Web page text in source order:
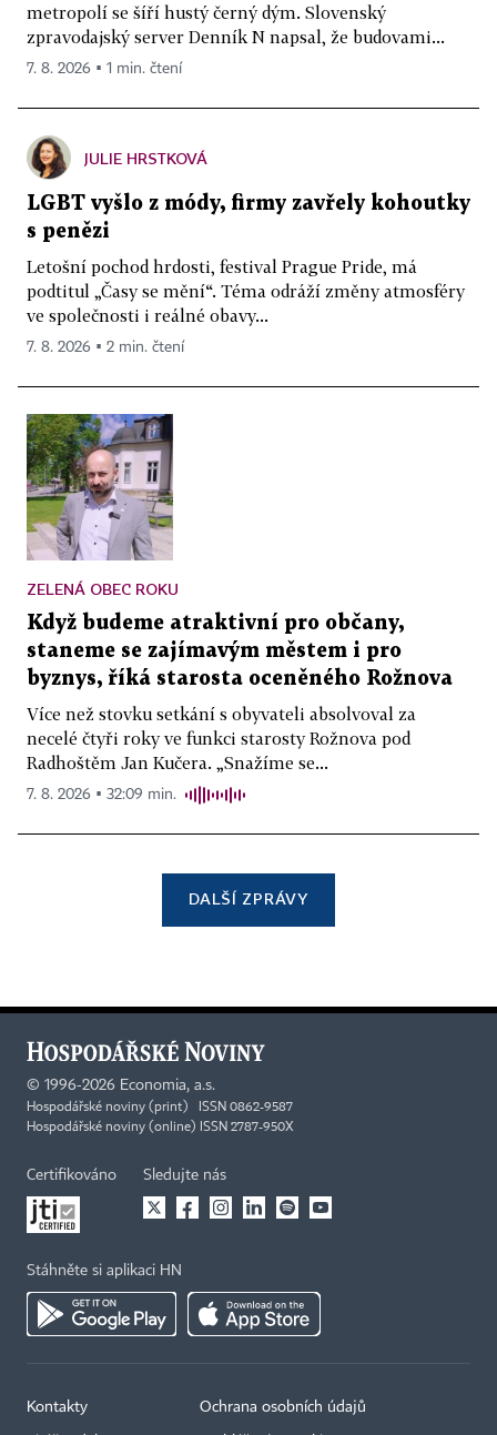
metropolí se šíří hustý černý dým. Slovenský
zpravodajský server Denník N napsal, že budovami...
7. 8. 2026 ▪ 1 min. čtení
JULIE HRSTKOVÁ
LGBT vyšlo z módy, firmy zavřely kohoutky
s penězi
Letošní pochod hrdosti, festival Prague Pride, má
podtitul „Časy se mění“. Téma odráží změny atmosféry
ve společnosti i reálné obavy...
7. 8. 2026 ▪ 2 min. čtení
ZELENÁ OBEC ROKU
Když budeme atraktivní pro občany,
staneme se zajímavým městem i pro
byznys, říká starosta oceněného Rožnova
Více než stovku setkání s obyvateli absolvoval za
necelé čtyři roky ve funkci starosty Rožnova pod
Radhoštěm Jan Kučera. „Snažíme se...
7. 8. 2026 ▪ 32:09 min.
DALŠÍ ZPRÁVY
© 1996-2026 Economia, a.s.
Hospodářské noviny (print) ISSN 0862-9587
Hospodářské noviny (online) ISSN 2787-950X
Certifikováno Sledujte nás
Stáhněte si aplikaci HN
Kontakty Ochrana osobních údajů